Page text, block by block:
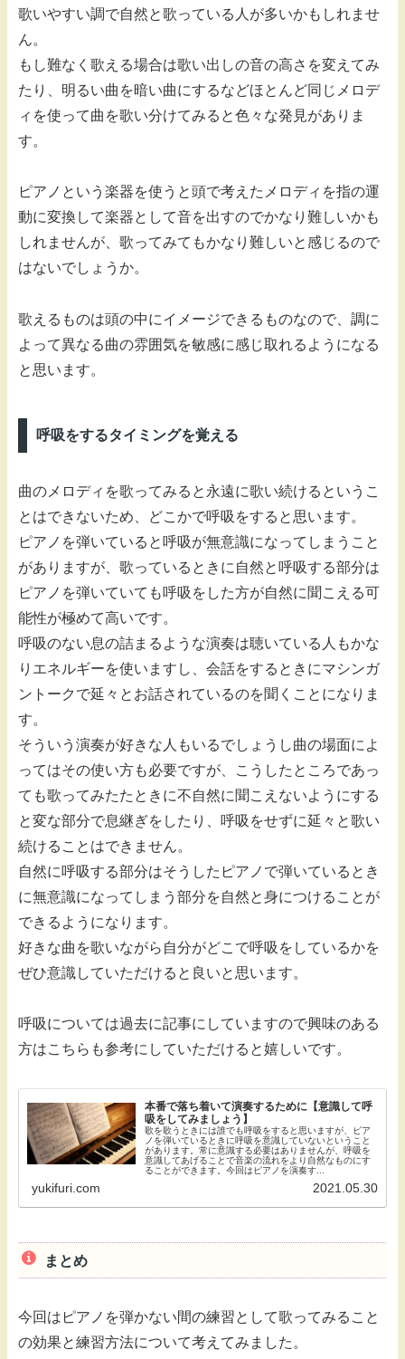
歌いやすい調で自然と歌っている人が多いかもしれませ
ん。
もし難なく歌える場合は歌い出しの音の高さを変えてみ
たり、明るい曲を暗い曲にするなどほとんど同じメロデ
ィを使って曲を歌い分けてみると色々な発見がありま
す。
ピアノという楽器を使うと頭で考えたメロディを指の運
動に変換して楽器として音を出すのでかなり難しいかも
しれませんが、歌ってみてもかなり難しいと感じるので
はないでしょうか。
歌えるものは頭の中にイメージできるものなので、調に
よって異なる曲の雰囲気を敏感に感じ取れるようになる
と思います。
呼吸をするタイミングを覚える
曲のメロディを歌ってみると永遠に歌い続けるというこ
とはできないため、どこかで呼吸をすると思います。
ピアノを弾いていると呼吸が無意識になってしまうこと
がありますが、歌っているときに自然と呼吸する部分は
ピアノを弾いていても呼吸をした方が自然に聞こえる可
能性が極めて高いです。
呼吸のない息の詰まるような演奏は聴いている人もかな
りエネルギーを使いますし、会話をするときにマシンガ
ントークで延々とお話されているのを聞くことになりま
す。
そういう演奏が好きな人もいるでしょうし曲の場面によ
ってはその使い方も必要ですが、こうしたところであっ
ても歌ってみたたときに不自然に聞こえないようにする
と変な部分で息継ぎをしたり、呼吸をせずに延々と歌い
続けることはできません。
自然に呼吸する部分はそうしたピアノで弾いているとき
に無意識になってしまう部分を自然と身につけることが
できるようになります。
好きな曲を歌いながら自分がどこで呼吸をしているかを
ぜひ意識していただけると良いと思います。
呼吸については過去に記事にしていますので興味のある
方はこちらも参考にしていただけると嬉しいです。
本番で落ち着いて演奏するために【意識して呼
吸をしてみましょう】
歌を歌うときには誰でも呼吸をすると思いますが、ピア
ノを弾いているときに呼吸を意識していないということ
があります。常に意識する必要はありませんが、呼吸を
意識してあげることで音楽の流れをより自然なものにす
ることができます。今回はピアノを演奏す...
yukifuri.com 2021.05.30
まとめ
今回はピアノを弾かない間の練習として歌ってみること
の効果と練習方法について考えてみました。